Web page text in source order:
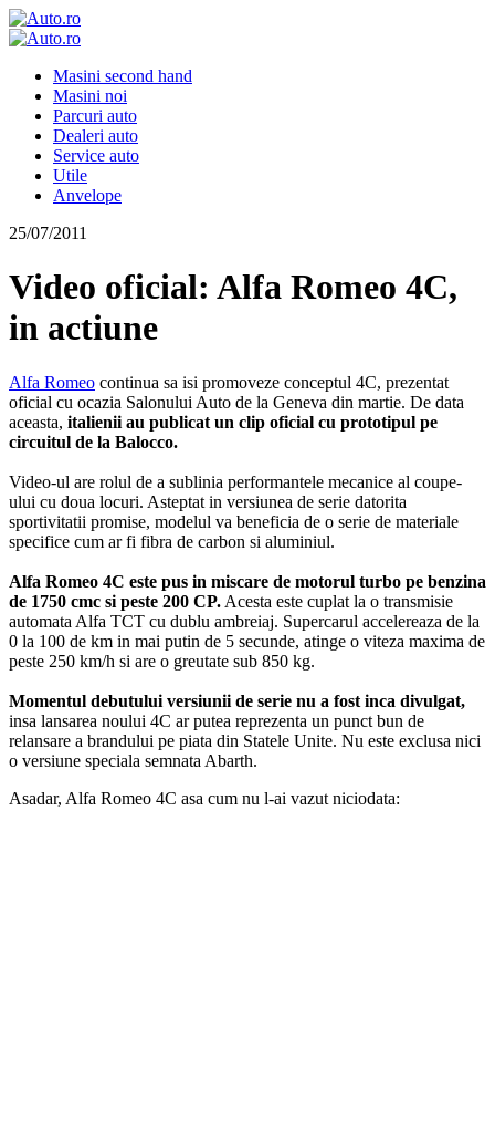
Masini second hand
Masini noi
Parcuri auto
Dealeri auto
Service auto
Utile
Anvelope
25/07/2011
Video oficial: Alfa Romeo 4C,
in actiune
Alfa Romeo continua sa isi promoveze conceptul 4C, prezentat
oficial cu ocazia Salonului Auto de la Geneva din martie. De data
aceasta, italienii au publicat un clip oficial cu prototipul pe
circuitul de la Balocco.
Video-ul are rolul de a sublinia performantele mecanice al coupe-
ului cu doua locuri. Asteptat in versiunea de serie datorita
sportivitatii promise, modelul va beneficia de o serie de materiale
specifice cum ar fi fibra de carbon si aluminiul.
Alfa Romeo 4C este pus in miscare de motorul turbo pe benzina
de 1750 cmc si peste 200 CP. Acesta este cuplat la o transmisie
automata Alfa TCT cu dublu ambreiaj. Supercarul accelereaza de la
0 la 100 de km in mai putin de 5 secunde, atinge o viteza maxima de
peste 250 km/h si are o greutate sub 850 kg.
Momentul debutului versiunii de serie nu a fost inca divulgat,
insa lansarea noului 4C ar putea reprezenta un punct bun de
relansare a brandului pe piata din Statele Unite. Nu este exclusa nici
o versiune speciala semnata Abarth.
Asadar, Alfa Romeo 4C asa cum nu l-ai vazut niciodata: